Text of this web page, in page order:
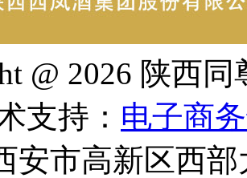
@ 2026 陕西
支持： 电子商
安市高新区西